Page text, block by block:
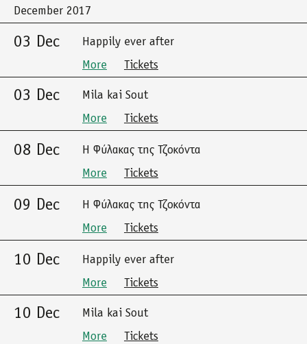
December 2017
03 Dec
Happily ever after
More
Tickets
03 Dec
Mila kai Sout
More
Tickets
08 Dec
Η Φύλακας της Τζοκόντα
More
Tickets
09 Dec
Η Φύλακας της Τζοκόντα
More
Tickets
10 Dec
Happily ever after
More
Tickets
10 Dec
Mila kai Sout
More
Tickets